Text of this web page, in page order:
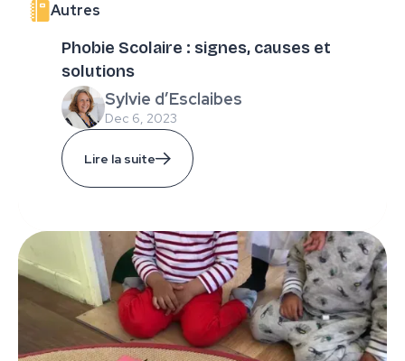
Autres
Phobie Scolaire : signes, causes et
solutions
Sylvie d’Esclaibes
Dec 6, 2023
Lire la suite